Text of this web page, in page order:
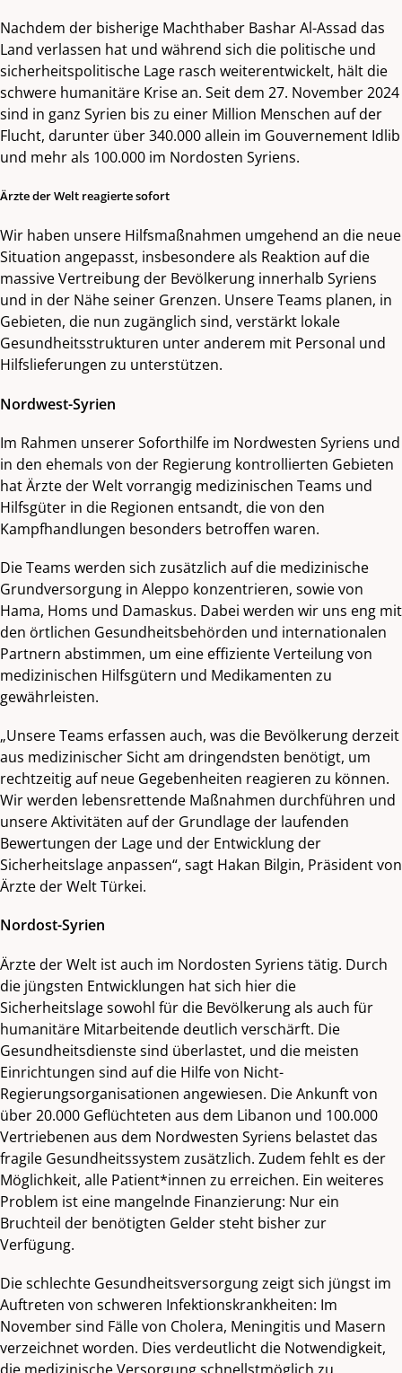
Nachdem der bisherige Machthaber Bashar Al-Assad das
Land verlassen hat und während sich die politische und
sicherheitspolitische Lage rasch weiterentwickelt, hält die
schwere humanitäre Krise an. Seit dem 27. November 2024
sind in ganz Syrien bis zu einer Million Menschen auf der
Flucht, darunter über 340.000 allein im Gouvernement Idlib
und mehr als 100.000 im Nordosten Syriens.
Ärzte der Welt reagierte sofort
Wir haben unsere Hilfsmaßnahmen umgehend an die neue
Situation angepasst, insbesondere als Reaktion auf die
massive Vertreibung der Bevölkerung innerhalb Syriens
und in der Nähe seiner Grenzen. Unsere Teams planen, in
Gebieten, die nun zugänglich sind, verstärkt lokale
Gesundheitsstrukturen unter anderem mit Personal und
Hilfslieferungen zu unterstützen.
Nordwest-Syrien
Im Rahmen unserer Soforthilfe im Nordwesten Syriens und
in den ehemals von der Regierung kontrollierten Gebieten
hat Ärzte der Welt vorrangig medizinischen Teams und
Hilfsgüter in die Regionen entsandt, die von den
Kampfhandlungen besonders betroffen waren.
Die Teams werden sich zusätzlich auf die medizinische
Grundversorgung in Aleppo konzentrieren, sowie von
Hama, Homs und Damaskus. Dabei werden wir uns eng mit
den örtlichen Gesundheitsbehörden und internationalen
Partnern abstimmen, um eine effiziente Verteilung von
medizinischen Hilfsgütern und Medikamenten zu
gewährleisten.
„Unsere Teams erfassen auch, was die Bevölkerung derzeit
aus medizinischer Sicht am dringendsten benötigt, um
rechtzeitig auf neue Gegebenheiten reagieren zu können.
Wir werden lebensrettende Maßnahmen durchführen und
unsere Aktivitäten auf der Grundlage der laufenden
Bewertungen der Lage und der Entwicklung der
Sicherheitslage anpassen“, sagt Hakan Bilgin, Präsident von
Ärzte der Welt Türkei.
Nordost-Syrien
Ärzte der Welt ist auch im Nordosten Syriens tätig. Durch
die jüngsten Entwicklungen hat sich hier die
Sicherheitslage sowohl für die Bevölkerung als auch für
humanitäre Mitarbeitende deutlich verschärft. Die
Gesundheitsdienste sind überlastet, und die meisten
Einrichtungen sind auf die Hilfe von Nicht-
Regierungsorganisationen angewiesen. Die Ankunft von
über 20.000 Geflüchteten aus dem Libanon und 100.000
Vertriebenen aus dem Nordwesten Syriens belastet das
fragile Gesundheitssystem zusätzlich. Zudem fehlt es der
Möglichkeit, alle Patient*innen zu erreichen. Ein weiteres
Problem ist eine mangelnde Finanzierung: Nur ein
Bruchteil der benötigten Gelder steht bisher zur
Verfügung.
Die schlechte Gesundheitsversorgung zeigt sich jüngst im
Auftreten von schweren Infektionskrankheiten: Im
November sind Fälle von Cholera, Meningitis und Masern
verzeichnet worden. Dies verdeutlicht die Notwendigkeit,